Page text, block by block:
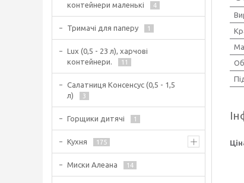
контейнери маленькі
4
Тримачі для паперу 1
Lux (0,5 - 23 л), харчові
контейнери.
11
Салатниця Консенсус (0,5 - 1,5
л)
3
Горщики дитячі 1
Кухня 175
Миски Алеана 14